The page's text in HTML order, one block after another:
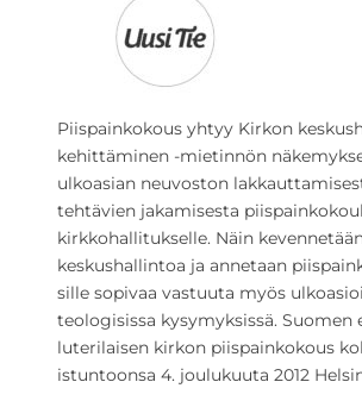
Piispainkokous yhtyy Kirkon
kehittäminen -mietinnön
ulkoasian neuvoston
tehtävien jakamisesta
kirkkohallitukselle. Näin
keskushallintoa ja annetaan
sille sopivaa vastuuta myös
teologisissa kysymyksissä. Suomen
luterilaisen kirkon piispainkokous
istuntoonsa 4. joulukuuta 2012